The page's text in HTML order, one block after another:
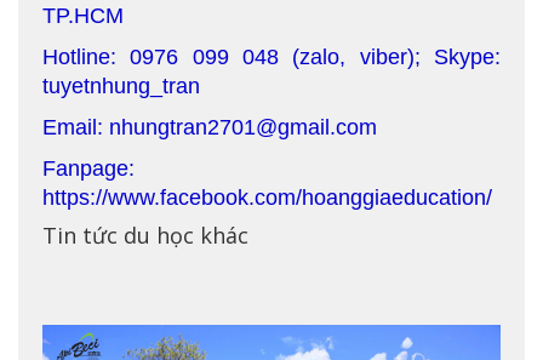
TP.HCM
Hotline: 0976 099 048 (zalo, viber); Skype:
tuyetnhung_tran
Email: nhungtran2701@gmail.com
Fanpage:
https://www.facebook.com/hoanggiaeducation/
Tin tức du học khác